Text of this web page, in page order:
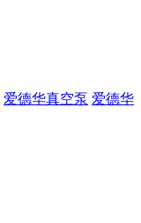
爱德华真空泵 爱德华